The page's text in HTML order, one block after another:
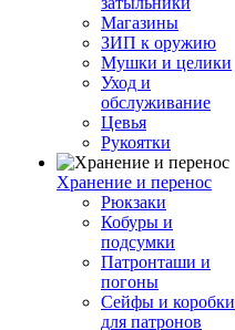
Магазины
ЗИП к оружию
Мушки и целики
Уход и
обслуживание
Цевья
Рукоятки
Хранение и перенос
Рюкзаки
Кобуры и
подсумки
Патронташи и
погоны
Сейфы и коробки
для патронов